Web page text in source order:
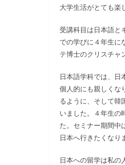
大学生活がとても楽
受講科目は日本語と
での学びに４年生に
テ博士のクリスチャ
日本語学科では、日
個人的にも親しくな
るように、そして韓
いました。４年生の
た。セミナー期間中
日本へ行きたくなり
日本への留学は私の